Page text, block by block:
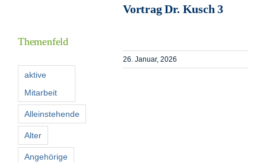
Kontakt
Suche
nach:
Vortrag Dr. Kusch 3
26. Januar, 2026
Themenfeld
aktive
Mitarbeit
Alleinstehende
Alter
Angehörige